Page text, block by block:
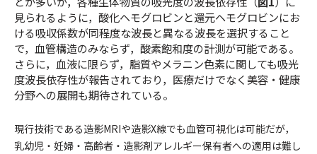
見られるように，酸化ヘモグロビンと還元ヘモグロビンにお
ける吸収係数が同程度な波長と異なる波長を選択すること
で，血管構造のみならず，酸素飽和度の計測が可能である。
さらに，血液に限らず，脂質やメラニン色素に関しても吸光
度波長依存性が報告されており，医療だけでなく美容・健康
分野への展開も期待されている。
現行技術である造影MRIや造影X線でも血管可視化は可能だが，
乳幼児・妊婦・高齢者・造影剤アレルギー保有者への適用は難し